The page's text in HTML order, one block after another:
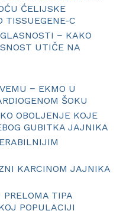
ĆELIJSKE
TISSUEGENE-C
− KAKO
UTIČE NA
− EKMO U
ŠOKU
OBOLJENJE KOJE
GUBITKA JAJNIKA
KARCINOM JAJNIKA
TIPA
POPULACIJI